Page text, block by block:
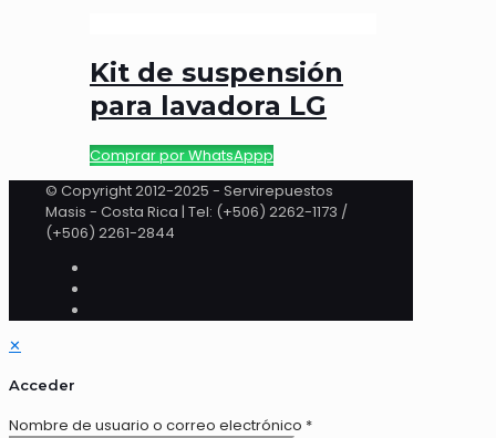
Kit de suspensión
para lavadora LG
Comprar por WhatsAppp
© Copyright 2012-2025 - Servirepuestos
Masis - Costa Rica | Tel: (+506) 2262-1173 /
(+506) 2261-2844
✕
Acceder
Nombre de usuario o correo electrónico *